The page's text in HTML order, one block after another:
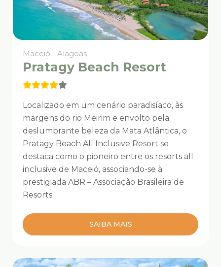
Maceió - Alagoas
Pratagy Beach Resort
Localizado em um cenário paradisíaco, às
margens do rio Meirim e envolto pela
deslumbrante beleza da Mata Atlântica, o
Pratagy Beach All Inclusive Resort se
destaca como o pioneiro entre os resorts all
inclusive de Maceió, associando-se à
prestigiada ABR – Associação Brasileira de
Resorts.
SAIBA MAIS